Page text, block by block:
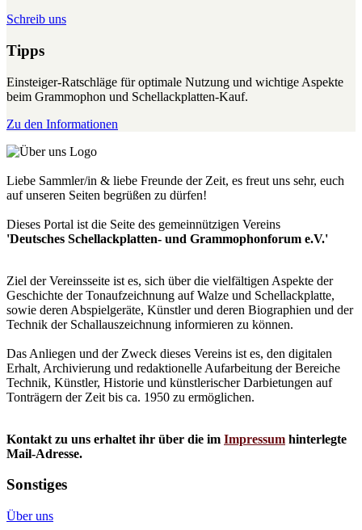
Schreib uns
Tipps
Einsteiger-Ratschläge für optimale Nutzung und wichtige Aspekte
beim Grammophon und Schellackplatten-Kauf.
Zu den Informationen
Liebe Sammler/in & liebe Freunde der Zeit, es freut uns sehr, euch
auf unseren Seiten begrüßen zu dürfen!
Dieses Portal ist die Seite des gemeinnützigen Vereins
'Deutsches Schellackplatten- und Grammophonforum e.V.'
Ziel der Vereinsseite ist es, sich über die vielfältigen Aspekte der
Geschichte der Tonaufzeichnung auf Walze und Schellackplatte,
sowie deren Abspielgeräte, Künstler und deren Biographien und der
Technik der Schallauszeichnung informieren zu können.
Das Anliegen und der Zweck dieses Vereins ist es, den digitalen
Erhalt, Archivierung und redaktionelle Aufarbeitung der Bereiche
Technik, Künstler, Historie und künstlerischer Darbietungen auf
Tonträgern der Zeit bis ca. 1950 zu ermöglichen.
Kontakt zu uns erhaltet ihr über die im Impressum hinterlegte
Mail-Adresse.
Sonstiges
Über uns